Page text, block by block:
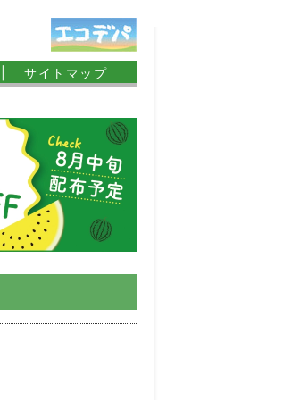
サイトマップ